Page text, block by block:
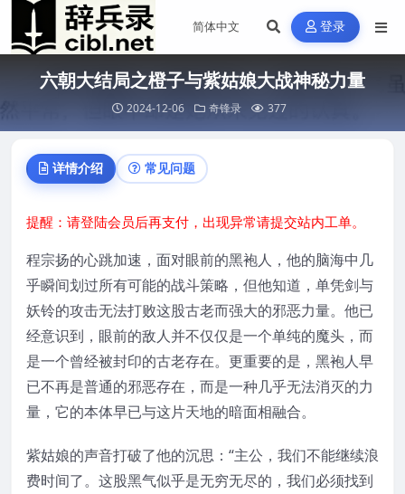
登录
六朝大结局之橙子与紫姑娘大战神秘力量
2024-12-06 奇锋录 377
详情介绍 常见问题
提醒：请登陆会员后再支付，出现异常请提交站内工单。
程宗扬的心跳加速，面对眼前的黑袍人，他的脑海中几
乎瞬间划过所有可能的战斗策略，但他知道，单凭剑与
妖铃的攻击无法打败这股古老而强大的邪恶力量。他已
经意识到，眼前的敌人并不仅仅是一个单纯的魔头，而
是一个曾经被封印的古老存在。更重要的是，黑袍人早
已不再是普通的邪恶存在，而是一种几乎无法消灭的力
量，它的本体早已与这片天地的暗面相融合。
紫姑娘的声音打破了他的沉思：“主公，我们不能继续浪
费时间了。这股黑气似乎是无穷无尽的，我们必须找到